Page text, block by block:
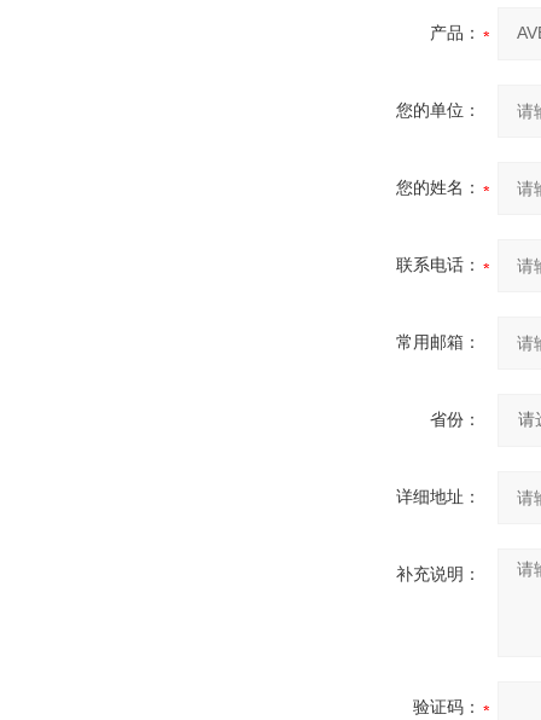
产品：
您的单位：
您的姓名：
联系电话：
常用邮箱：
省份：
详细地址：
补充说明：
验证码：